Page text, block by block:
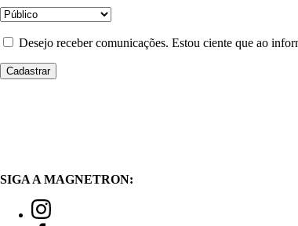
Desejo receber comunicações. Estou ciente que ao
SIGA A MAGNETRON: